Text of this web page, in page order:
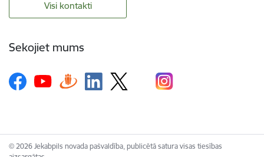
Visi kontakti
Sekojiet mums
© 2026 Jekabpils novada pašvaldība, publicētā satura visas tiesības